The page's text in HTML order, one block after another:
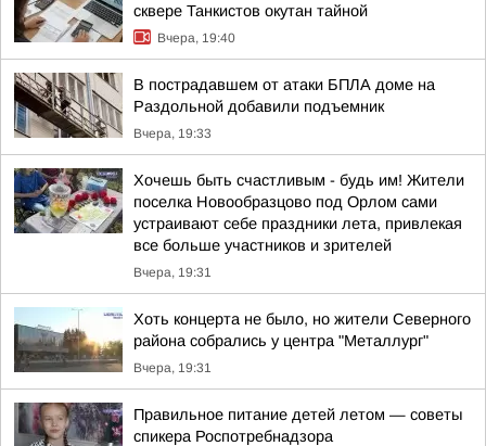
сквере Танкистов окутан тайной
Вчера, 19:40
В пострадавшем от атаки БПЛА доме на
Раздольной добавили подъемник
Вчера, 19:33
Хочешь быть счастливым - будь им! Жители
поселка Новообразцово под Орлом сами
устраивают себе праздники лета, привлекая
все больше участников и зрителей
Вчера, 19:31
Хоть концерта не было, но жители Северного
района собрались у центра "Металлург"
Вчера, 19:31
Правильное питание детей летом — советы
спикера Роспотребнадзора